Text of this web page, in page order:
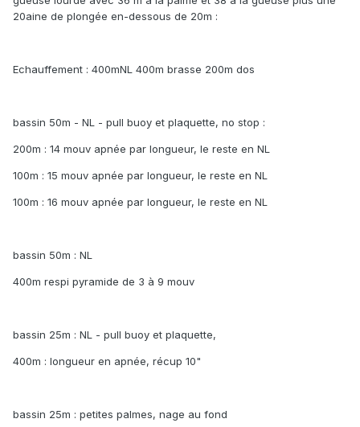
20aine de plongée en-dessous de 20m :
Echauffement : 400mNL 400m brasse 200m dos
bassin 50m - NL - pull buoy et plaquette, no stop :
200m : 14 mouv apnée par longueur, le reste en NL
100m : 15 mouv apnée par longueur, le reste en NL
100m : 16 mouv apnée par longueur, le reste en NL
bassin 50m : NL
400m respi pyramide de 3 à 9 mouv
bassin 25m : NL - pull buoy et plaquette,
400m : longueur en apnée, récup 10"
bassin 25m : petites palmes, nage au fond